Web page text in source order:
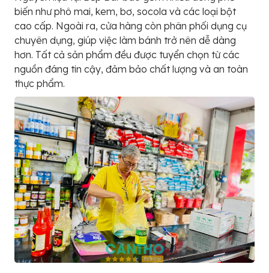
biến như phô mai, kem, bơ, socola và các loại bột
cao cấp. Ngoài ra, cửa hàng còn phân phối dụng cụ
chuyên dụng, giúp việc làm bánh trở nên dễ dàng
hơn. Tất cả sản phẩm đều được tuyển chọn từ các
nguồn đáng tin cậy, đảm bảo chất lượng và an toàn
thực phẩm.